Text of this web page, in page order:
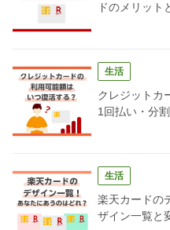
ドのメリット
生活
クレジットカ
1回払い・分
生活
楽天カードの
ザイン一覧と